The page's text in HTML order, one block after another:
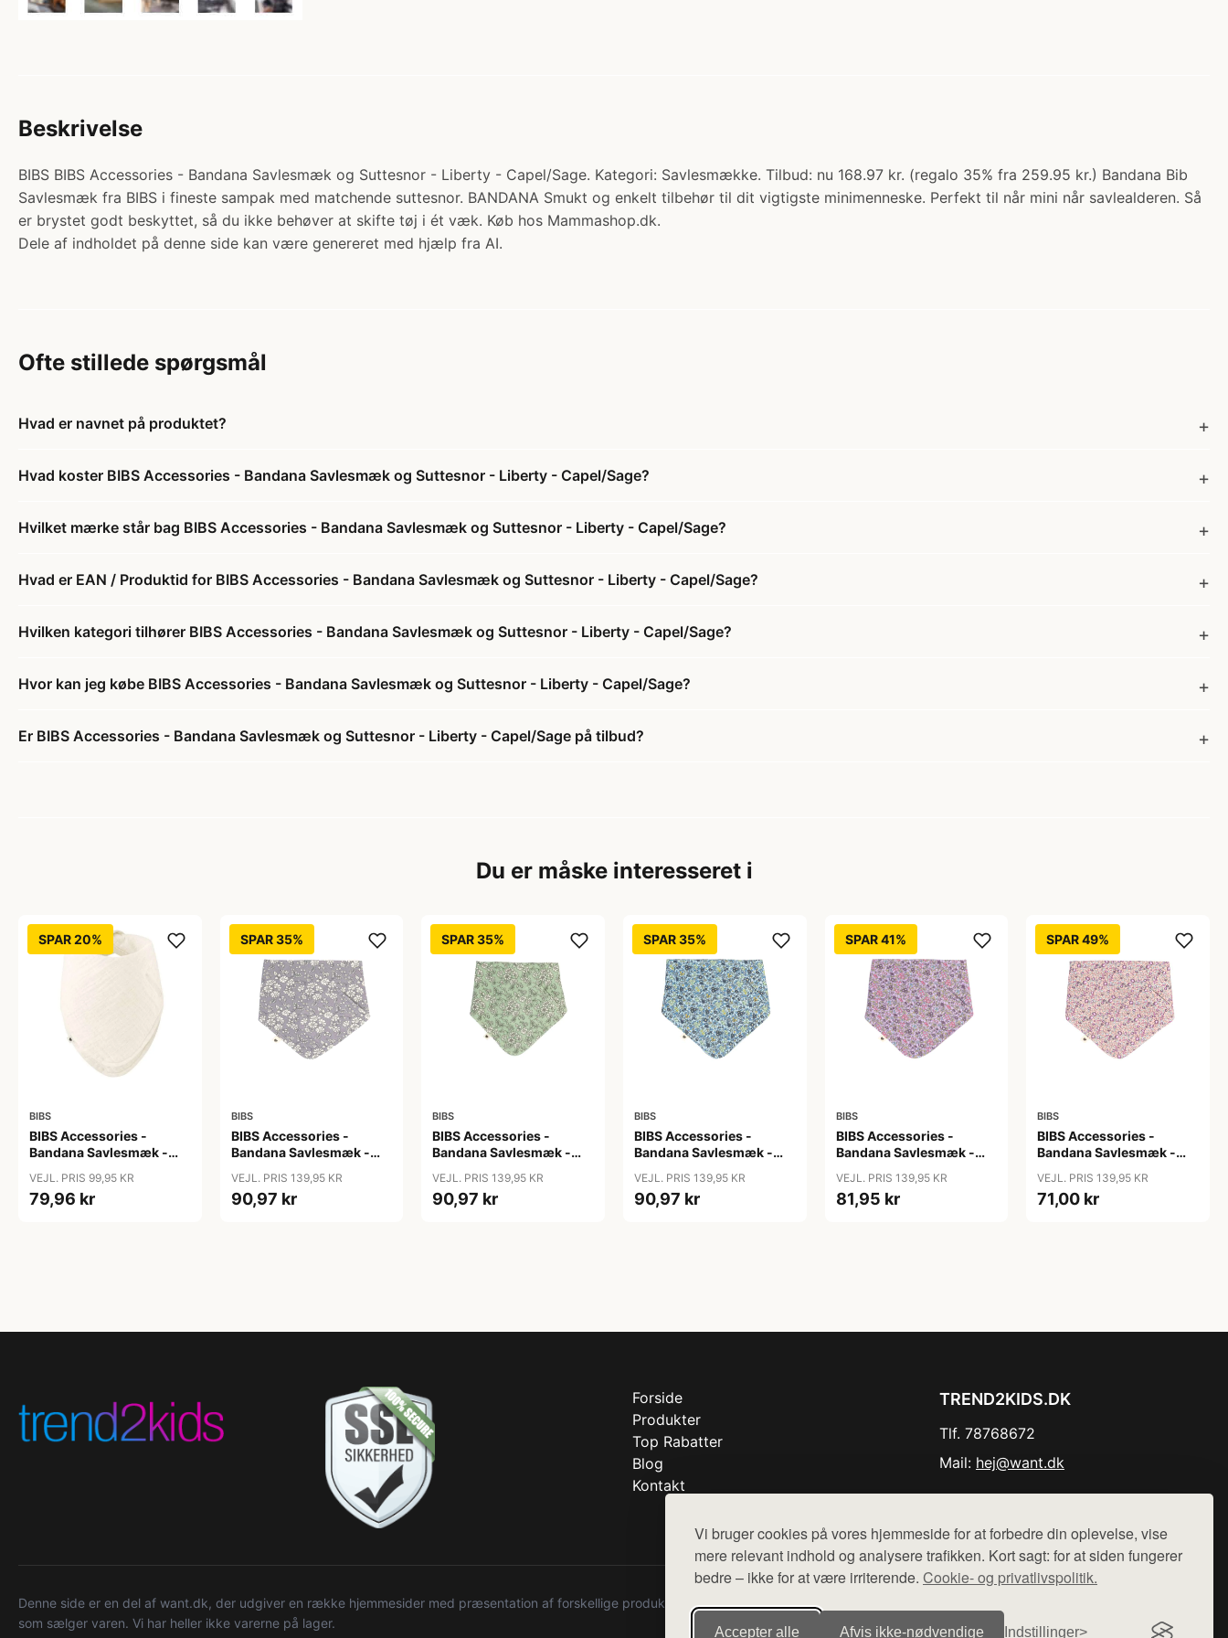
Vi bruger cookies på vores hjemmeside for at forbedre din oplevelse, vise
mere relevant indhold og analysere trafikken. Kort sagt: for at siden fungerer
bedre – ikke for at være irriterende. Cookie- og privatlivspolitik.
Accepter alle Afvis ikke‑nødvendige Indstillinger
Beskrivelse
BIBS BIBS Accessories - Bandana Savlesmæk og Suttesnor - Liberty - Capel/Sage. Kategori: Savlesmække. Tilbud: nu 168.97 kr. (regalo 35% fra 259.95 kr.) Bandana Bib
Savlesmæk fra BIBS i fineste sampak med matchende suttesnor. BANDANA Smukt og enkelt tilbehør til dit vigtigste minimenneske. Perfekt til når mini når savlealderen. Så
er brystet godt beskyttet, så du ikke behøver at skifte tøj i ét væk. Køb hos Mammashop.dk.
Dele af indholdet på denne side kan være genereret med hjælp fra AI.
Ofte stillede spørgsmål
Hvad er navnet på produktet?
Hvad koster BIBS Accessories - Bandana Savlesmæk og Suttesnor - Liberty - Capel/Sage?
Hvilket mærke står bag BIBS Accessories - Bandana Savlesmæk og Suttesnor - Liberty - Capel/Sage?
Hvad er EAN / Produktid for BIBS Accessories - Bandana Savlesmæk og Suttesnor - Liberty - Capel/Sage?
Hvilken kategori tilhører BIBS Accessories - Bandana Savlesmæk og Suttesnor - Liberty - Capel/Sage?
Hvor kan jeg købe BIBS Accessories - Bandana Savlesmæk og Suttesnor - Liberty - Capel/Sage?
Er BIBS Accessories - Bandana Savlesmæk og Suttesnor - Liberty - Capel/Sage på tilbud?
Du er måske interesseret i
SPAR 20%
BIBS
BIBS Accessories -
Bandana Savlesmæk -
VEJL. PRIS 99,95 KR
79,96 kr
SPAR 35%
BIBS
BIBS Accessories -
Bandana Savlesmæk -
Grey
VEJL. PRIS 139,95 KR
90,97 kr
SPAR 35%
BIBS
BIBS Accessories -
Bandana Savlesmæk -
VEJL. PRIS 139,95 KR
90,97 kr
SPAR 35%
BIBS
BIBS Accessories -
Bandana Savlesmæk -
Lawn/Baby Blue
VEJL. PRIS 139,95 KR
90,97 kr
SPAR 41%
BIBS
BIBS Accessories -
Bandana Savlesmæk -
Lawn/Violet Sky
VEJL. PRIS 139,95 KR
81,95 kr
SPAR 49%
BIBS
BIBS Accessories -
Bandana Savlesmæk -
VEJL. PRIS 139,95 KR
71,00 kr
Forside
Produkter
Top Rabatter
Blog
Kontakt
TREND2KIDS.DK
Tlf. 78768672
Mail: hej@want.dk
Denne side er en del af want.dk, der udgiver en række hjemmesider med præsentation af forskellige produkter fra diverse webshops. Der sælges ikke varer fra denne side - vi henviser til de shops,
som sælger varen. Vi har heller ikke varerne på lager.